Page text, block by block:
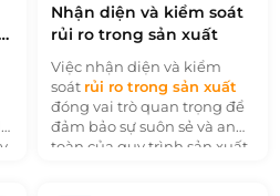
Nhận diện và kiểm soát
rủi ro trong sản xuất
Việc nhận diện và kiểm
soát rủi ro trong sản xuất
đóng vai trò quan trọng để
đảm bảo sự suôn sẻ và an
toàn của quy trình sản xuất.